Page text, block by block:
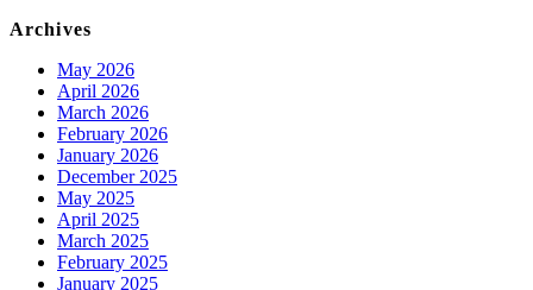
Archives
May 2026
April 2026
March 2026
February 2026
January 2026
December 2025
May 2025
April 2025
March 2025
February 2025
January 2025